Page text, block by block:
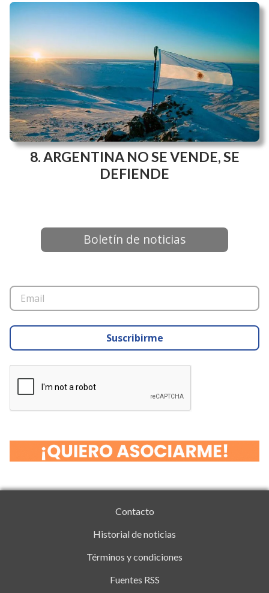
ARGENTINA NO SE VENDE, SE
DEFIENDE
Boletín de noticias
Suscribirme
Contacto
Historial de noticias
Términos y condiciones
Fuentes RSS